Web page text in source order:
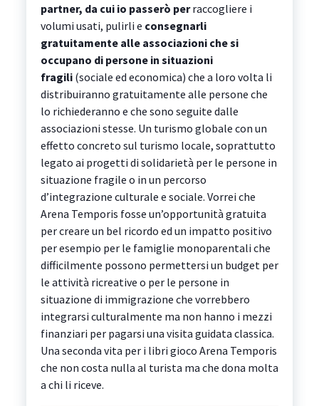
partner, da cui io passerò perraccogliere i
volumi usati, pulirli e consegnarli
gratuitamente alle associazioni che si
occupano di persone in situazioni
fragili (sociale ed economica) che a loro volta li
distribuiranno gratuitamente alle persone che
lo richiederanno e che sono seguite dalle
associazioni stesse. Un turismo globale con un
effetto concreto sul turismo locale, soprattutto
legato ai progetti di solidarietà per le persone in
situazione fragile o in un percorso
d’integrazione culturale e sociale. Vorrei che
Arena Temporis fosse un’opportunità gratuita
per creare un bel ricordo ed un impatto positivo
per esempio per le famiglie monoparentali che
difficilmente possono permettersi un budget per
le attività ricreative o per le persone in
situazione di immigrazione che vorrebbero
integrarsi culturalmente ma non hanno i mezzi
finanziari per pagarsi una visita guidata classica.
Una seconda vita per i libri gioco Arena Temporis
che non costa nulla al turista ma che dona molta
a chi li riceve.